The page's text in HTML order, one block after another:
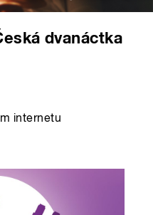
dvanáctka
internetu